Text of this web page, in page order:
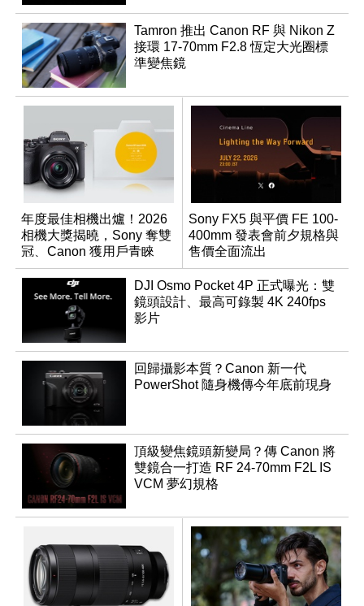
Tamron 推出 Canon RF 與 Nikon Z
接環 17-70mm F2.8 恆定大光圈標
準變焦鏡
年度最佳相機出爐！2026
相機大獎揭曉，Sony 奪雙
冠、Canon 獲用戶青睞
Sony FX5 與平價 FE 100-
400mm 發表會前夕規格與
售價全面流出
DJI Osmo Pocket 4P 正式曝光：雙
鏡頭設計、最高可錄製 4K 240fps
影片
回歸攝影本質？Canon 新一代
PowerShot 隨身機傳今年底前現身
頂級變焦鏡頭新變局？傳 Canon 將
雙鏡合一打造 RF 24-70mm F2L IS
VCM 夢幻規格